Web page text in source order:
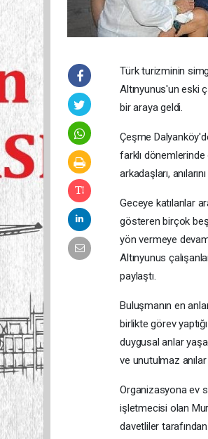
Türk turizminin
Altınyunus'un eski
bir araya geldi.
Çeşme
farklı
arkadaşları,
Geceye katılanlar
gösteren birçok
yön vermeye
Altınyunus
paylaştı.
Buluşmanın en
birlikte görev
duygusal anlar
ve unutulmaz anılar
Organizasyona ev
işletmecisi olan
davetliler